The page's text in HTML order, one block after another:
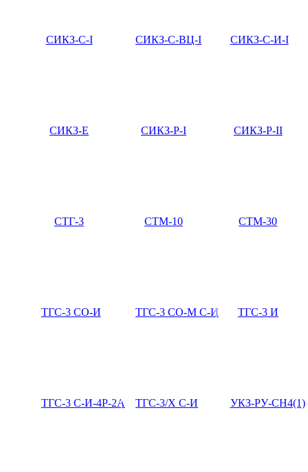
СИКЗ-С-I СИКЗ-С-ВЦ-I СИКЗ-С-И-I
СИКЗ-Е СИКЗ-Р-I СИКЗ-Р-II
СТГ-3 СТМ-10 СТМ-30
ТГС-3 CO-И ТГС-3 CO-М С-И ТГС-3 И
ТГС-3 С-И-4Р-2А ТГС-3/Х С-И УКЗ-РУ-CH4(1)